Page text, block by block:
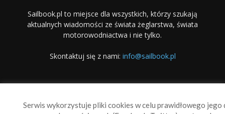
Sailbook.pl to miejsce dla wszystkich, którzy szukają
aktualnych wiadomości ze świata żeglarstwa, świata
motorowodniactwa i nie tylko.
Skontaktuj się z nami: info@sailbook.pl
Serwis wykorzystuje pliki cookies w celu prawidłowego